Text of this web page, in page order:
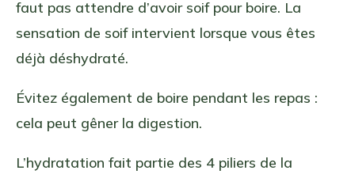
faut pas attendre d’avoir soif pour boire. La
sensation de soif intervient lorsque vous êtes
déjà déshydraté.
Évitez également de boire pendant les repas :
cela peut gêner la digestion.
L’hydratation fait partie des 4 piliers de la